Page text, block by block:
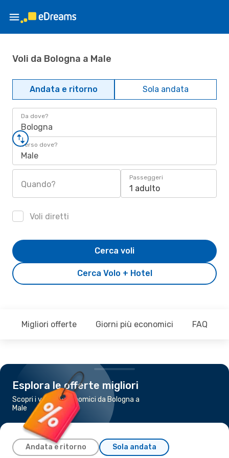
Voli da Bologna a Male
Andata e ritorno Sola andata
Da dove?
Bologna
Verso dove?
Male
Quando?
Passeggeri
1 adulto
Voli diretti
Cerca Volo + Hotel
Cerca voli
Migliori offerte Giorni più economici FAQ
Esplora le offerte migliori
Scopri i voli più economici da Bologna a
Male
Andata e ritorno Sola andata